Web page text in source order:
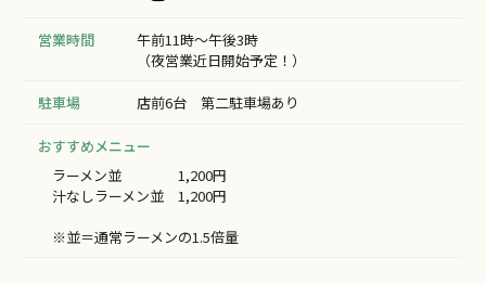
営業時間
午前11時〜午後3時
（夜営業近日開始予定！）
駐車場 店前6台 第二駐車場あり
おすすめメニュー
ラーメン並 1,200円
汁なしラーメン並 1,200円
※並＝通常ラーメンの1.5倍量